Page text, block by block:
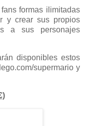
formas ilimitadas
y crear sus propios
a sus personajes
disponibles estos
supermario y